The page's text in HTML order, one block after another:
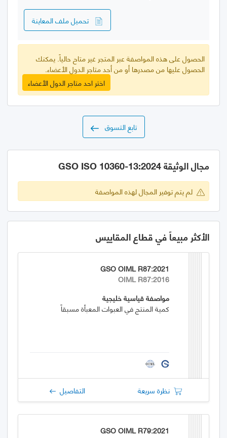
تحميل ملف المعاينة
الحصول على هذه المواصفة عبر المتجر غير متاح حالياً. يمكنك
الحصول عليها من مصدرها أو من أحد متاجر الدول الأعضاء.
اختر احد متاجر الدول الأعضاء
تابع التسوق
مجال الوثيقة GSO ISO 10360-13:2024
لم يتم توفير المجال لهذه المواصفة
الأكثر مبيعاً في قطاع المقاييس
GSO OIML R87:2021
OIML R87:2016
مواصفة قياسية خليجية
كمية المنتج في العبوات المعبأة مسبقاً
نظرة سريعة التفاصيل
GSO OIML R79:2021